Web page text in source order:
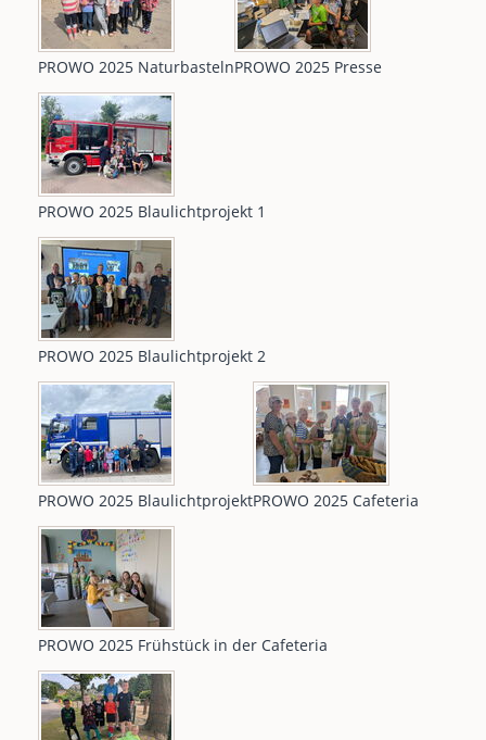
PROWO 2025 NaturbastelnPROWO 2025 Presse
PROWO 2025 Blaulichtprojekt 1
PROWO 2025 Blaulichtprojekt 2
PROWO 2025 BlaulichtprojektPROWO 2025 Cafeteria
PROWO 2025 Frühstück in der Cafeteria